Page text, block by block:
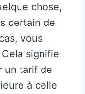
chose,
certain de
vous
signifie
un tarif de
à celle